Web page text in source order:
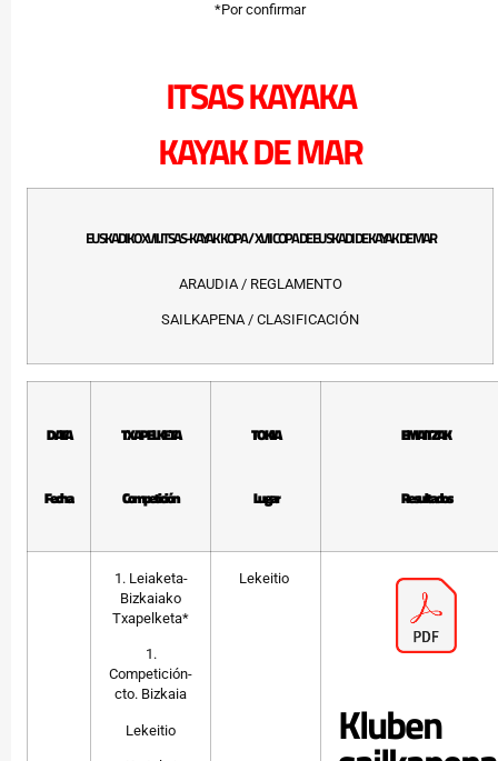
*Por confirmar
ITSAS KAYAKA
KAYAK DE MAR
EUSKADIKO XVII. ITSAS-KAYAK KOPA / XVII COPA DE EUSKADI DE KAYAK DE MAR
ARAUDIA / REGLAMENTO
SAILKAPENA / CLASIFICACIÓN
DATA
Fecha
TXAPELKETA
Competición
TOKIA
Lugar
EMAITZAK
Resultados
1. Leiaketa-
Bizkaiako
Txapelketa*
1.
Competición-
cto. Bizkaia
Lekeitio
Lekeitio
Kluben